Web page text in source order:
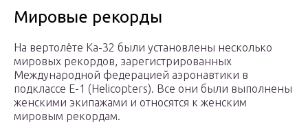
Мировые рекорды
На вертолёте Ка-32 были установлены несколько
мировых рекордов, зарегистрированных
Международной федерацией аэронавтики в
подклассе E-1 (Helicopters). Все они были выполнены
женскими экипажами и относятся к женским
мировым рекордам.